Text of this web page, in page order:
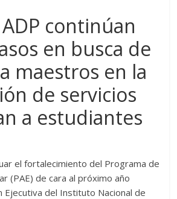
ADP continúan
en busca de
maestros en la
de servicios
a estudiantes
el fortalecimiento del Programa de
(PAE) de cara al próximo año
Ejecutiva del Instituto Nacional de